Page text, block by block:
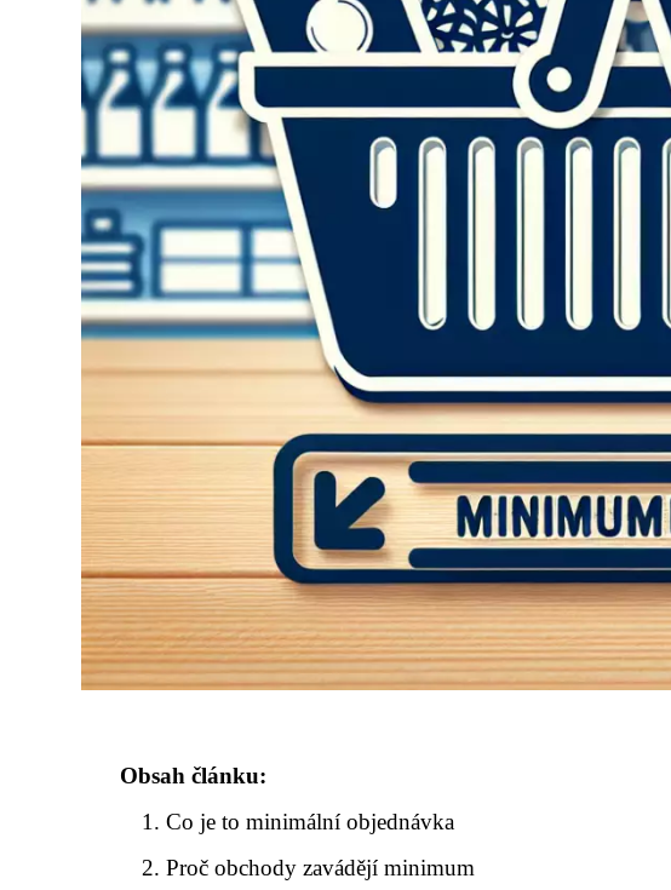
Obsah článku:
Co je to minimální objednávka
Proč obchody zavádějí minimum